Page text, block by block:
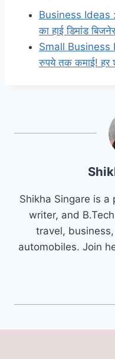
Business Ideas
का हाई डिमांड
Small Business
रुपये तक कमाई! हर
Shikha Singare is
writer, and
travel,
automobiles. Join